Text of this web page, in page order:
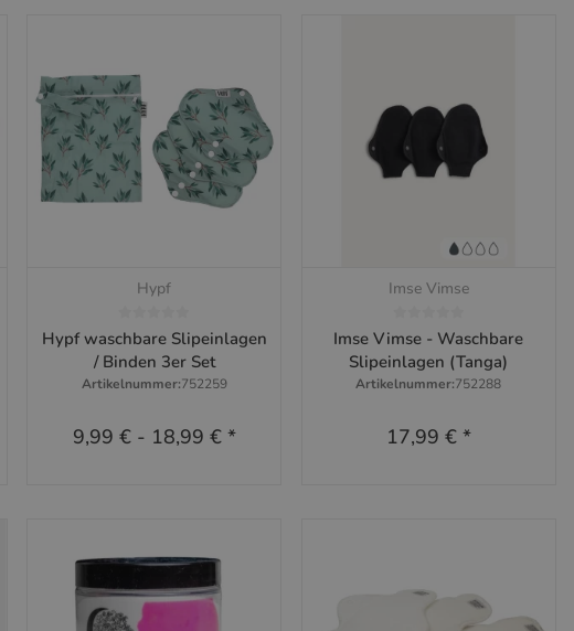
Schnellkauf
Hypf
Hypf waschbare Slipeinlagen
/ Binden 3er Set
Artikelnummer:752259
9,99 €- 18,99 € *
Schnellkauf
Imse Vimse
Imse Vimse - Waschbare
Slipeinlagen (Tanga)
Artikelnummer:752288
17,99 € *